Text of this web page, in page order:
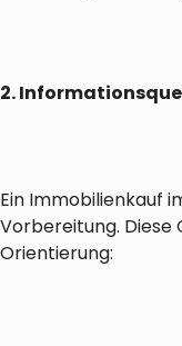
2.
Ein Immobilienkauf
Vorbereitung. Diese
Orientierung: